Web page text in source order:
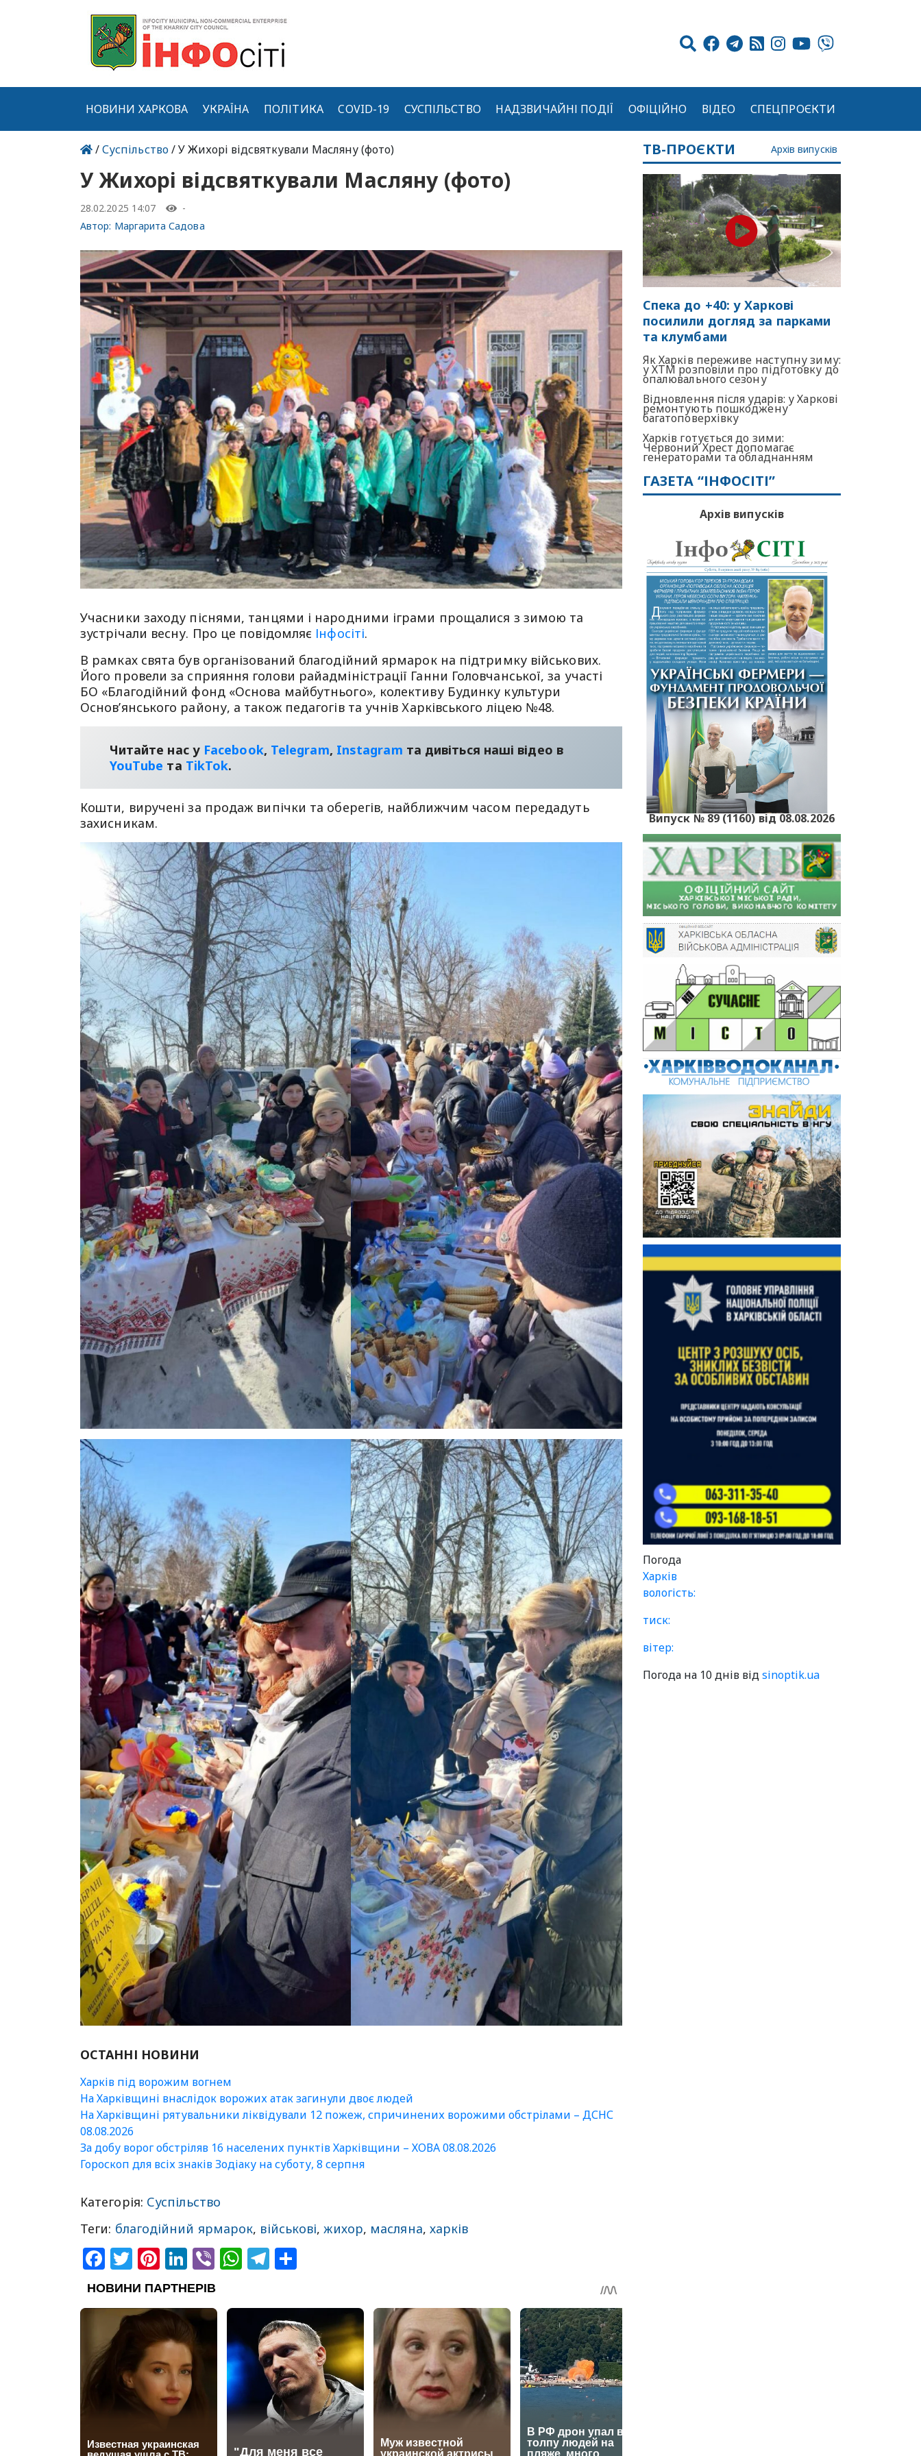
НОВИНИ ХАРКОВА УКРАЇНА ПОЛІТИКА COVID-19 СУСПІЛЬСТВО НАДЗВИЧАЙНІ ПОДІЇ ОФІЦІЙНО ВІДЕО СПЕЦПРОЄКТИ
/Суспільство/ У Жихорі відсвяткували Масляну (фото)
У Жихорі відсвяткували Масляну (фото)
28.02.2025 14:07
-
Автор: Маргарита Садова
Учасники заходу піснями, танцями і народними іграми прощалися з зимою та
зустрічали весну. Про це повідомляє Інфосіті.
В рамках свята був організований благодійний ярмарок на підтримку військових.
Його провели за сприяння голови райадміністрації Ганни Головчанської, за участі
БО «Благодійний фонд «Основа майбутнього», колективу Будинку культури
Основ’янського району, а також педагогів та учнів Харківського ліцею №48.
Читайте нас у Facebook, Telegram, Instagram та дивіться наші відео в
YouТube та TikTok.
Кошти, виручені за продаж випічки та оберегів, найближчим часом передадуть
захисникам.
ОСТАННІ НОВИНИ
Харків під ворожим вогнем
На Харківщині внаслідок ворожих атак загинули двоє людей
На Харківщині рятувальники ліквідували 12 пожеж, спричинених ворожими обстрілами – ДСНС
08.08.2026
За добу ворог обстріляв 16 населених пунктів Харківщини – ХОВА 08.08.2026
Гороскоп для всіх знаків Зодіаку на суботу, 8 серпня
Категорія: Суспільство
Теги: благодійний ярмарок, військові,жихор, масляна, харків
Facebook
Twitter
Pinterest
LinkedIn
ViberWhatsApp
Telegram
ТВ-ПРОЄКТИ Архів випусків
Спека до +40: у Харкові
посилили догляд за парками
та клумбами
Як Харків переживе наступну зиму:
у ХТМ розповіли про підготовку до
опалювального сезону
Відновлення після ударів: у Харкові
ремонтують пошкоджену
багатоповерхівку
Харків готується до зими:
Червоний Хрест допомагає
генераторами та обладнанням
ГАЗЕТА “ІНФОСІТІ”
Архів випусків
Випуск № 89 (1160) від 08.08.2026
Погода
Харків
вологість:
тиск:
вітер:
Погода на 10 днів відsinoptik.ua